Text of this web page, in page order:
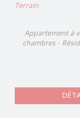
Terrain
Appartement à
chambres -